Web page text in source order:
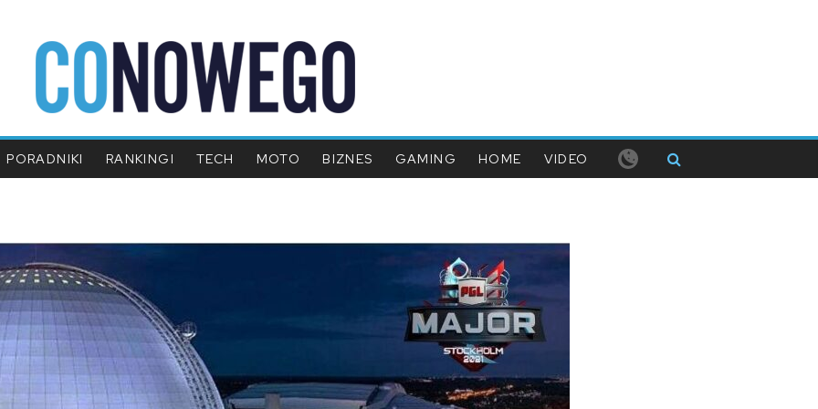
PORADNIKI RANKINGI TECH MOTO BIZNES GAMING HOME VIDEO